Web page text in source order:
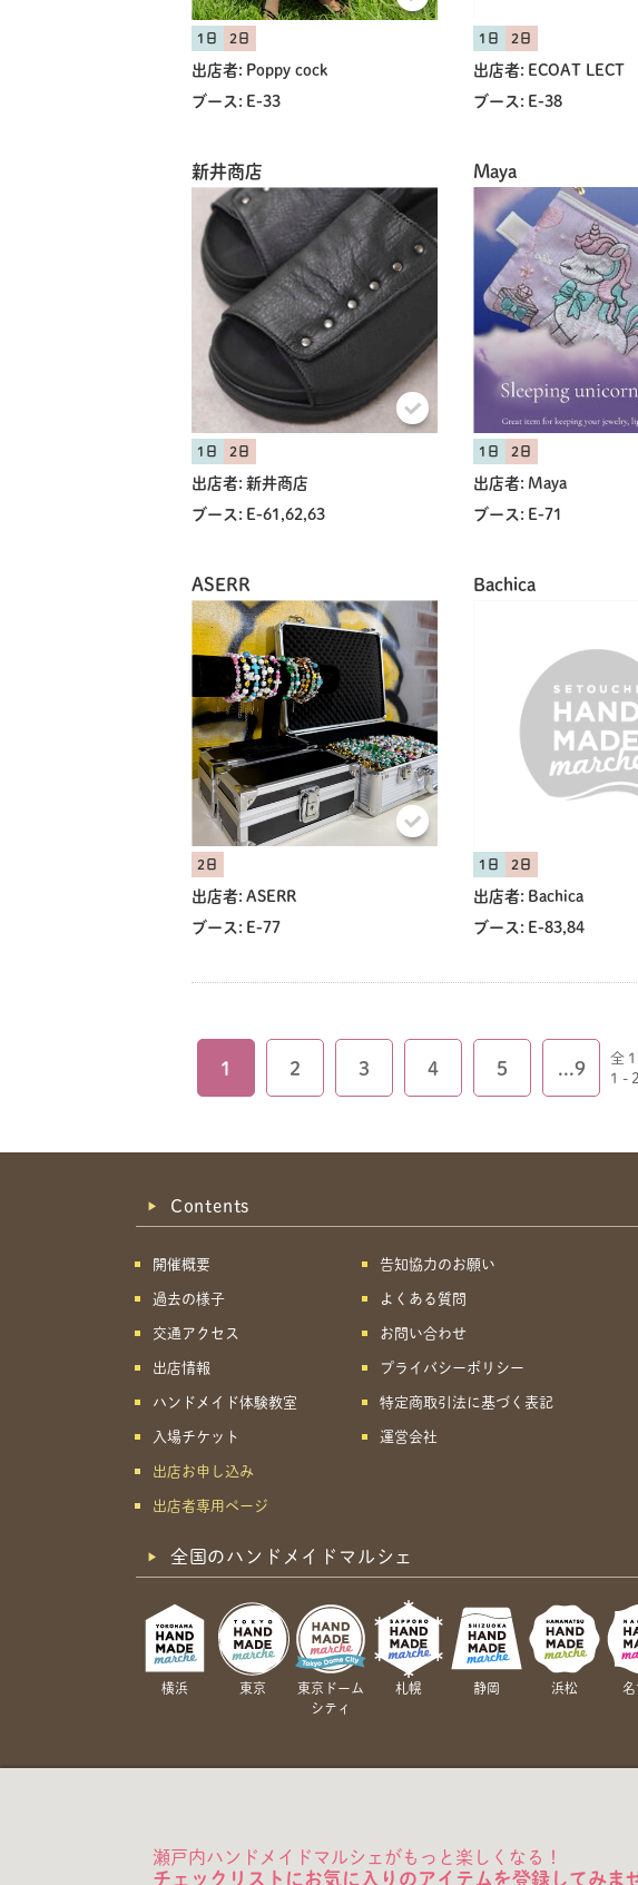
1日 2日
出店者: Poppy cock
ブース: E-33
1日 2日
出店者: ECOAT LECT
ブース: E-38
新井商店
1日 2日
出店者: 新井商店
ブース: E-61,62,63
Maya
1日 2日
出店者: Maya
ブース: E-71
ASERR
2日
出店者: ASERR
ブース: E-77
Bachica
1日 2日
出店者: Bachica
ブース: E-83,84
1 2 3 4 5 ...9
全
1 -
瀬戸内ハンドメイドマルシェがもっと楽しくなる！
チェックリストにお気に入りのアイテムを登録してみま
Contents
開催概要
過去の様子
交通アクセス
出店情報
ハンドメイド体験教室
入場チケット
出店お申し込み
出店者専用ページ
告知協力のお願い
よくある質問
お問い合わせ
プライバシーポリシー
特定商取引法に基づく表記
運営会社
全国のハンドメイドマルシェ
横浜 東京
東京ドーム
シティ
札幌 静岡 浜松